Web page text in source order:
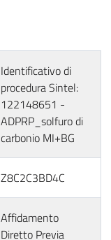
Identificativo di
procedura Sintel:
122148651 -
ADPRP_solfuro di
carbonio MI+BG
Z8C2C3BD4C
Affidamento
Diretto Previa